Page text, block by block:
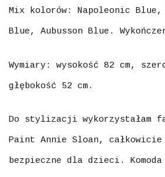
Mix kolorów: Napoleonic
Blue, Aubusson Blue.
Wymiary: wysokość 82 cm,
głębokość 52 cm.
Do stylizacji wykorzystałam
Paint Annie Sloan,
bezpieczne dla dzieci. Komoda